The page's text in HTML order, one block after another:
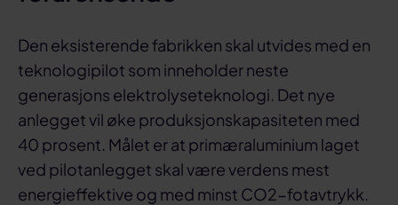
Den eksisterende fabrikken skal utvides med en
teknologipilot som inneholder neste
generasjons elektrolyseteknologi. Det nye
anlegget vil øke produksjonskapasiteten med
40 prosent. Målet er at primæraluminium laget
ved pilotanlegget skal være verdens mest
energieffektive og med minst CO2-fotavtrykk.